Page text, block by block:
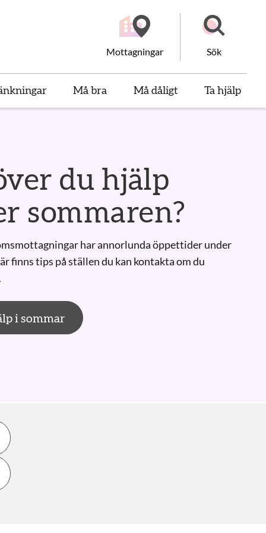
Mottagningar Sök
Må bra Må dåligt Ta hjälp
du hjälp
sommaren?
har annorlunda öppettider under
finns tips på ställen du kan kontakta om du
i sommar